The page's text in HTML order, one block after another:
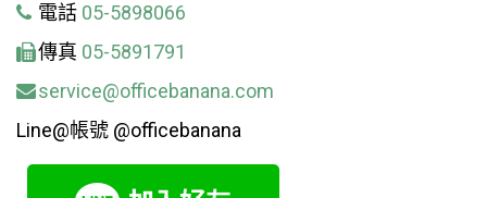
電話 05-5898066
傳真 05-5891791
service@officebanana.com
Line@帳號 @officebanana